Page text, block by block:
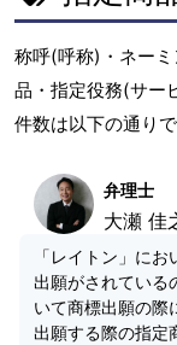
称呼(呼称)・ネー
品・指定役務(サー
件数は以下の通りで
弁理士
大瀬 佳
「レイトン」に
出願がされている
いて商標出願の際
出願する際の指定